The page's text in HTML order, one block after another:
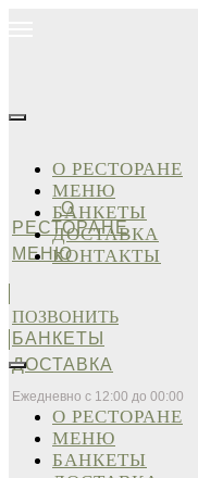
О
РЕСТОРАНЕ
МЕНЮ
БАНКЕТЫ
ДОСТАВКА
Ежедневно с 12:00 до 00:00
О РЕСТОРАНЕ
МЕНЮ
БАНКЕТЫ
ДОСТАВКА
КОНТАКТЫ
ПОЗВОНИТЬ
О РЕСТОРАНЕ
МЕНЮ
БАНКЕТЫ